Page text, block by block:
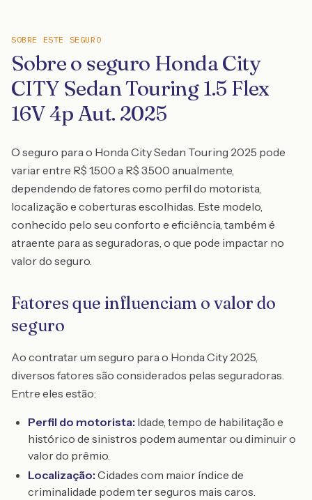
SOBRE ESTE SEGURO
Sobre o seguro Honda City
CITY Sedan Touring 1.5 Flex
16V 4p Aut. 2025
O seguro para o Honda City Sedan Touring 2025 pode
variar entre R$ 1.500 a R$ 3.500 anualmente,
dependendo de fatores como perfil do motorista,
localização e coberturas escolhidas. Este modelo,
conhecido pelo seu conforto e eficiência, também é
atraente para as seguradoras, o que pode impactar no
valor do seguro.
Fatores que influenciam o valor do
seguro
Ao contratar um seguro para o Honda City 2025,
diversos fatores são considerados pelas seguradoras.
Entre eles estão:
Perfil do motorista: Idade, tempo de habilitação e
histórico de sinistros podem aumentar ou diminuir o
valor do prêmio.
Localização: Cidades com maior índice de
criminalidade podem ter seguros mais caros.